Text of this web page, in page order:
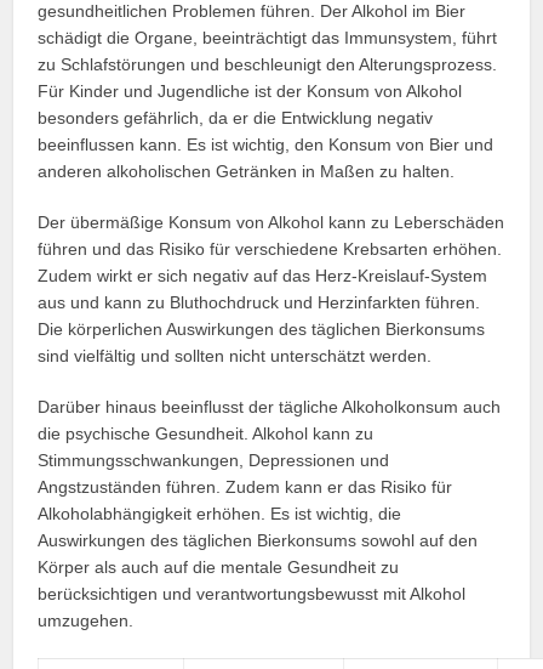
gesundheitlichen Problemen führen. Der Alkohol im Bier
schädigt die Organe, beeinträchtigt das Immunsystem, führt
zu Schlafstörungen und beschleunigt den Alterungsprozess.
Für Kinder und Jugendliche ist der Konsum von Alkohol
besonders gefährlich, da er die Entwicklung negativ
beeinflussen kann. Es ist wichtig, den Konsum von Bier und
anderen alkoholischen Getränken in Maßen zu halten.
Der übermäßige Konsum von Alkohol kann zu Leberschäden
führen und das Risiko für verschiedene Krebsarten erhöhen.
Zudem wirkt er sich negativ auf das Herz-Kreislauf-System
aus und kann zu Bluthochdruck und Herzinfarkten führen.
Die körperlichen Auswirkungen des täglichen Bierkonsums
sind vielfältig und sollten nicht unterschätzt werden.
Darüber hinaus beeinflusst der tägliche Alkoholkonsum auch
die psychische Gesundheit. Alkohol kann zu
Stimmungsschwankungen, Depressionen und
Angstzuständen führen. Zudem kann er das Risiko für
Alkoholabhängigkeit erhöhen. Es ist wichtig, die
Auswirkungen des täglichen Bierkonsums sowohl auf den
Körper als auch auf die mentale Gesundheit zu
berücksichtigen und verantwortungsbewusst mit Alkohol
umzugehen.